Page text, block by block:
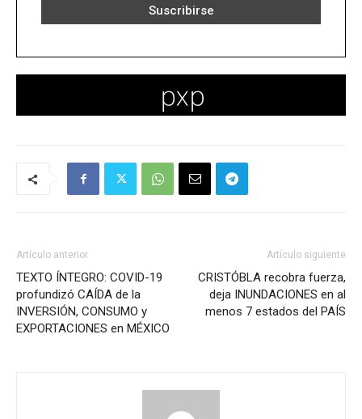
Artículo anterior
TEXTO ÍNTEGRO: COVID-19
profundizó CAÍDA de la
INVERSIÓN, CONSUMO y
EXPORTACIONES en MÉXICO
Artículo siguiente
CRISTÓBLA recobra fuerza,
deja INUNDACIONES en al
menos 7 estados del PAÍS